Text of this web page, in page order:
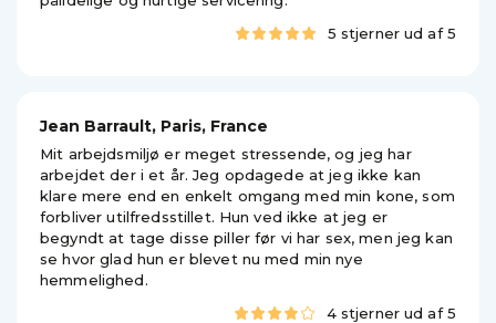
5 stjerner ud af 5
Jean Barrault, Paris, France
Mit arbejdsmiljø er meget stressende, og jeg har
arbejdet der i et år. Jeg opdagede at jeg ikke kan
klare mere end en enkelt omgang med min kone, som
forbliver utilfredsstillet. Hun ved ikke at jeg er
begyndt at tage disse piller før vi har sex, men jeg kan
se hvor glad hun er blevet nu med min nye
hemmelighed.
4 stjerner ud af 5